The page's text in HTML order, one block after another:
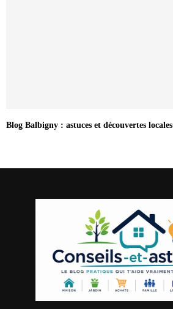
Blog Balbigny : astuces et découvertes locales